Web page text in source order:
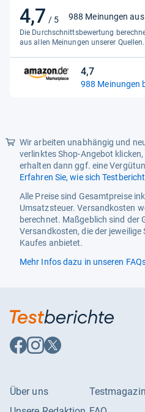
4,7 / 5
4,7
von
5
Sternen
988 Meinungen
Die Durchschnittsbewertung
aus allen Meinungen unserer Quellen.
4,7
4,7
von
988 Meinungen
Wir arbeiten unabhängig und
verlinktes Shop-Angebot
erhalten dann ggf. eine
Erfahren Sie, wie sich
Alle Preise sind Gesamtpreise
Umsatzsteuer. Versandkosten
berechnet. Maßgeblich sind der
Versandkosten, die der
Kaufes anbietet.
Mehr Infos dazu in unseren
Auf
Facebook
Auf
Instagram
Auf
X
Über uns